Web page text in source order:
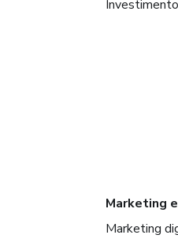
Marketing
Marketing